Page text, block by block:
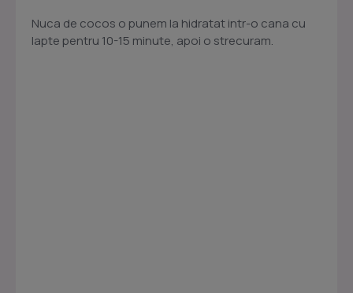
Nuca de cocos o punem la hidratat intr-o cana cu
lapte pentru 10-15 minute, apoi o strecuram.